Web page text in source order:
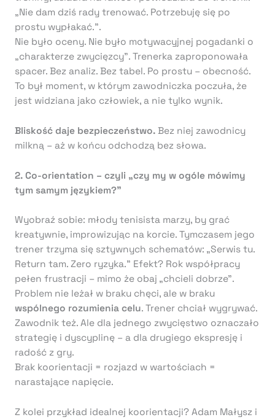
„Nie dam dziś rady trenować. Potrzebuję się po
prostu wypłakać.”.
Nie było oceny. Nie było motywacyjnej pogadanki o
„charakterze zwycięzcy”. Trenerka zaproponowała
spacer. Bez analiz. Bez tabel. Po prostu – obecność.
To był moment, w którym zawodniczka poczuła, że
jest widziana jako człowiek, a nie tylko wynik.
Bliskość daje bezpieczeństwo.Bez niej zawodnicy
milkną – aż w końcu odchodzą bez słowa.
2. Co-orientation – czyli „czy my w ogóle mówimy
tym samym językiem?”
Wyobraź sobie: młody tenisista marzy, by grać
kreatywnie, improwizując na korcie. Tymczasem jego
trener trzyma się sztywnych schematów: „Serwis tu.
Return tam. Zero ryzyka.” Efekt? Rok współpracy
pełen frustracji – mimo że obaj „chcieli dobrze”.
Problem nie leżał w braku chęci, ale w braku
wspólnego rozumienia celu. Trener chciał wygrywać.
Zawodnik też. Ale dla jednego zwycięstwo oznaczało
strategię i dyscyplinę – a dla drugiego ekspresję i
radość z gry.
Brak koorientacji = rozjazd w wartościach =
narastające napięcie.
Z kolei przykład idealnej koorientacji? Adam Małysz i